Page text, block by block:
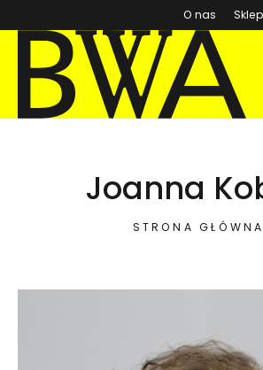
O nas Sklep
BWA Wrocław
Galerie Sztuki Współczesnej
Joanna
STRONA GŁÓWNA